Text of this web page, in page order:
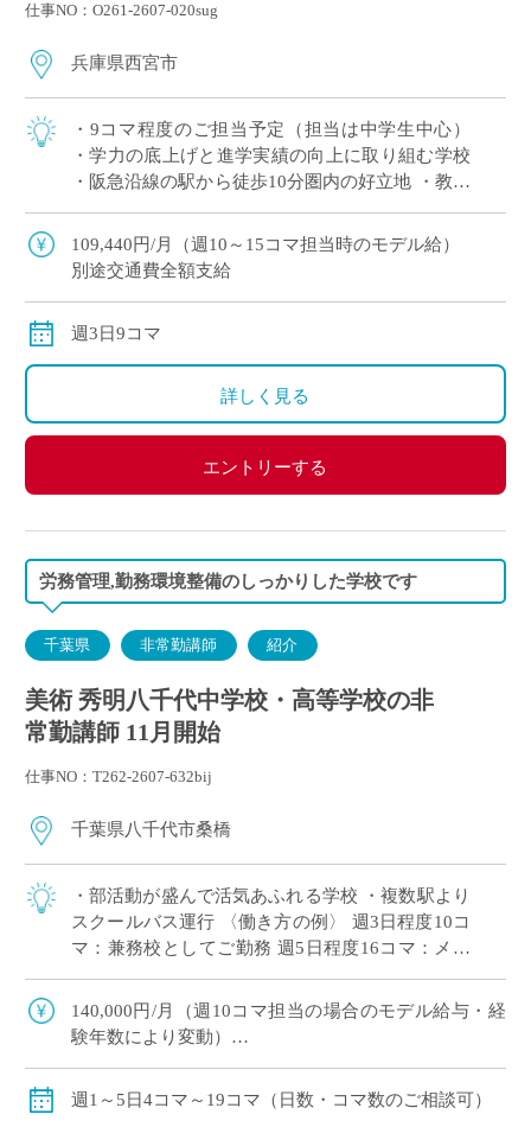
仕事NO：O261-2607-020sug
兵庫県西宮市
・9コマ程度のご担当予定（担当は中学生中心）
・学力の底上げと進学実績の向上に取り組む学校
・阪急沿線の駅から徒歩10分圏内の好立地 ・教員
未経験でもご応募可能でございますので、気にな
る方はエントリーください。
109,440円/月（週10～15コマ担当時のモデル給）
別途交通費全額支給
週3日9コマ
詳しく見る
エントリーする
労務管理,勤務環境整備のしっかりした学校です
千葉県 非常勤講師 紹介
美術 秀明八千代中学校・高等学校の非
常勤講師 11月開始
仕事NO：T262-2607-632bij
千葉県八千代市桑橋
・部活動が盛んで活気あふれる学校 ・複数駅より
スクールバス運行 〈働き方の例〉 週3日程度10コ
マ：兼務校としてご勤務 週5日程度16コマ：メイ
ンとしてがっつりご勤務
140,000円/月（週10コマ担当の場合のモデル給与・経
験年数により変動）
交通費：有り
賞与：無し
昇給：有り、年1回の査定による
週1～5日4コマ～19コマ（日数・コマ数のご相談可）